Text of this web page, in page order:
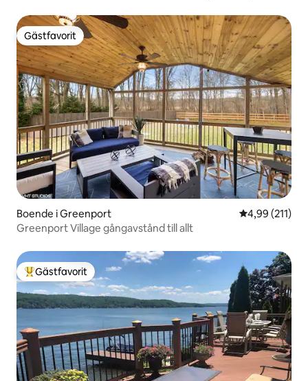
Gästfavorit
Gästfavorit
Boende i Greenport 4,99 av 5 i
4,99 (211)
Greenport Village gångavstånd till allt
Populär gästfavorit
Gästfavorit